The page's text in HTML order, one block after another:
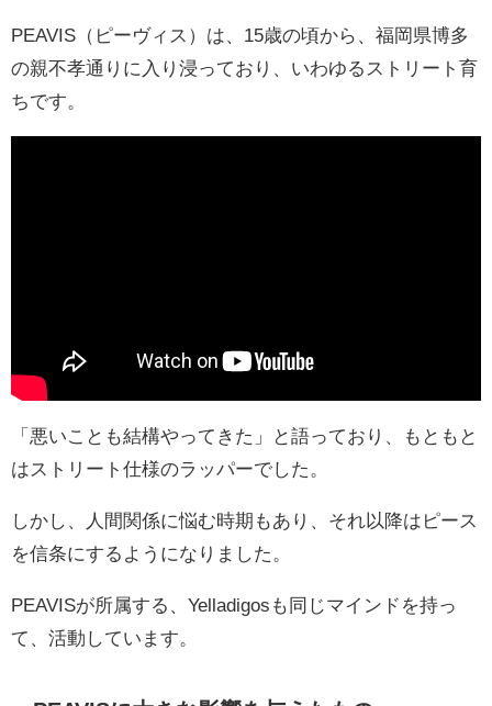
PEAVIS（ピーヴィス）は、15歳の頃から、福岡県博多
の親不孝通りに入り浸っており、いわゆるストリート育
ちです。
「悪いことも結構やってきた」と語っており、もともと
はストリート仕様のラッパーでした。
しかし、人間関係に悩む時期もあり、それ以降はピース
を信条にするようになりました。
PEAVISが所属する、Yelladigosも同じマインドを持っ
て、活動しています。